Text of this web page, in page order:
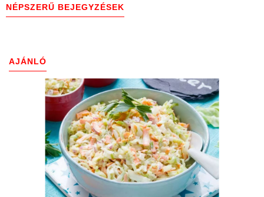
NÉPSZERŰ BEJEGYZÉSEK
AJÁNLÓ